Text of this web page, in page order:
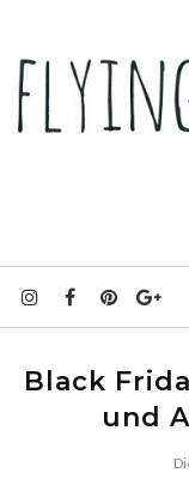
Black
und